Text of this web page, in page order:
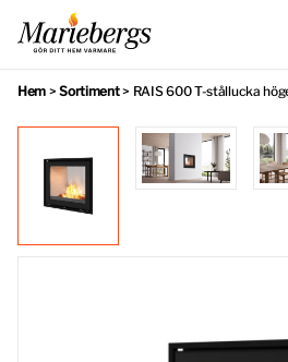
innehåll
Hem >Sortiment> RAIS 600 T-stållucka